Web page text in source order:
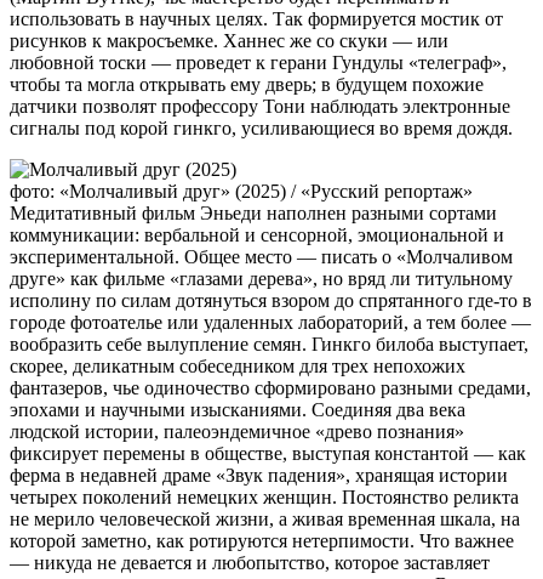
использовать в научных целях. Так формируется мостик от
рисунков к макросъемке. Ханнес же со скуки — или
любовной тоски — проведет к герани Гундулы «телеграф»,
чтобы та могла открывать ему дверь; в будущем похожие
датчики позволят профессору Тони наблюдать электронные
сигналы под корой гинкго, усиливающиеся во время дождя.
фото: «Молчаливый друг» (2025) / «Русский репортаж»
Медитативный фильм Эньеди наполнен разными сортами
коммуникации: вербальной и сенсорной, эмоциональной и
экспериментальной. Общее место — писать о «Молчаливом
друге» как фильме «глазами дерева», но вряд ли титульному
исполину по силам дотянуться взором до спрятанного где-то в
городе фотоателье или удаленных лабораторий, а тем более —
вообразить себе вылупление семян. Гинкго билоба выступает,
скорее, деликатным собеседником для трех непохожих
фантазеров, чье одиночество сформировано разными средами,
эпохами и научными изысканиями. Соединяя два века
людской истории, палеоэндемичное «древо познания»
фиксирует перемены в обществе, выступая константой — как
ферма в недавней драме «Звук падения», хранящая истории
четырех поколений немецких женщин. Постоянство реликта
не мерило человеческой жизни, а живая временная шкала, на
которой заметно, как ротируются нетерпимости. Что важнее
— никуда не девается и любопытство, которое заставляет